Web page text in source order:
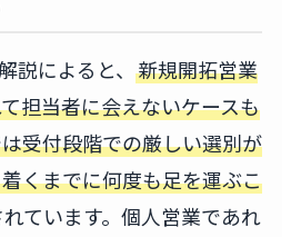
説によると、 新規開拓営業
担当者に会えないケースも
受付段階での厳しい選別が
くまでに何度も足を運ぶこ
ています。個人営業であれ